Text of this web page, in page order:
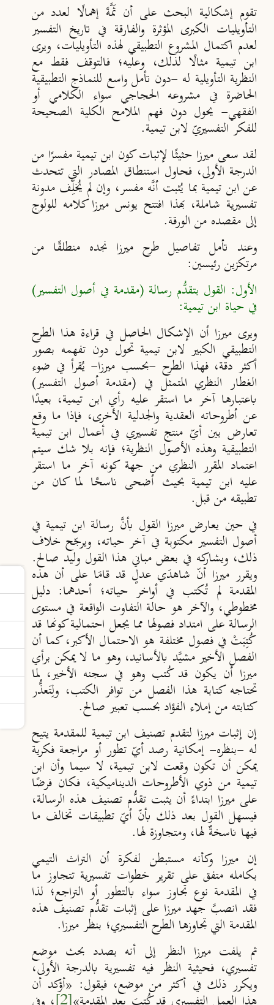
تقوم إشكالية البحث على أن ثَمَّةَ إهمالًا لعدد من
التأويليات الكبرى المؤثرة والفارقة في تاريخ التفسير
لعدم اكتمال المشروع التطبيقي لهذه التأويليات، ويرى
ابن تيمية مثالًا لذلك، وعليه؛ فالتوقف فقط مع
النظرية التأويلية له -دون تأمل واسع للنماذج التطبيقية
الحاضرة في مشروعه الحجاجي سواء الكلامي أو
الفقهي- يحول دون فهم الملامح الكلية الصحيحة
للفكر التفسيريّ لابن تيمية.
لقد سعى ميرزا حثيثًا لإثبات كون ابن تيمية مفسرًا من
الدرجة الأولى، فحاول استنطاق المصادر التي تتحدث
عن ابن تيمية بما يُثبت أنَّه مفسر، وإن لم يُخلِّف مدونة
تفسيرية شاملة، بهذا افتتح يونس ميرزا كلامه للولوج
إلى مقصده من الورقة.
وعند تأمل تفاصيل طرح ميرزا نجده منطلقًا من
مرتكزين رئيسين:
الأول: القول بتقدُّم رسالة (مقدمة في أصول التفسير)
في حياة ابن تيمية:
ويرى ميرزا أن الإشكال الحاصل في قراءة هذا الطرح
التطبيقي الكبير لابن تيمية تحول دون تفهمه بصور
أكثر دقة، فهذا الطرح -بحسب ميرزا- يُقرأ في ضوء
الغطار النظري المتمثل في (مقدمة أصول التفسير)
باعتبارها آخر ما استقر عليه رأي ابن تيمية، بعيدًا
عن أطروحاته العقدية والجدلية الأخرى، فإذا ما وقع
تعارض بين أيّ منتج تفسيري في أعمال ابن تيمية
التطبيقية وهذه الأصول النظرية؛ فإنه بلا شك سيتم
اعتماد المقرر النظري من جهة كونه آخر ما استقر
عليه ابن تيمية بحيث أضحى ناسخًا لما كان من
تطبيقه من قبل.
في حين يعارض ميرزا القول بأنَّ رسالة ابن تيمية في
أصول التفسير مكتوبة في آخر حياته، ويرجّح خلاف
ذلك، ويشاركه في بعض مباني هذا القول وليد صالح.
ويقرر ميرزا أنّ شاهدَي عدلٍ قد قامَا على أن هذه
المقدمة لم تُكتب في أواخر حياته؛ أحدهما: دليل
مخطوطي، والآخر هو حالة التفاوت الواقعة في مستوى
الرسالة على امتداد فصولها مما يجعل احتمالية كونها قد
كُتِبَتْ في فصول مختلفة هو الاحتمال الأكبر، كما أن
الفصل الأخير مشيَّد بالأسانيد، وهو ما لا يمكن برأي
ميرزا أن يكون قد كُتب وهو في سجنه الأخير، لما
تحتاجه كتابة هذا الفصل من توافر الكتب، ولِتَعذُّر
كتابته من إملاء الفؤاد بحسب تعبير صالح.
إن إثبات ميرزا لتقدم تصنيف ابن تيمية للمقدمة يتيح
له -بنظره- إمكانية رصد أيّ تطور أو مراجعة فكرية
يمكن أن تكون وقعت لابن تيمية، لا سيما وأن ابن
تيمية من ذوي الأطروحات الديناميكية، فكان فرضًا
على ميرزا ابتداءً أن يثبت تقدُّم تصنيف هذه الرسالة،
فيسهل القول بعد ذلك بأنّ أيّ تطبيقات تخالف ما
فيها ناسخةٌ لها، ومتجاوزة لها.
إن ميرزا وكأنه مستبطن لفكرة أن التراث التيمي
بكامله متفق على تقرير خطوات تفسيرية تتجاوز ما
في المقدمة نوع تجاوز سواء بالتطور أو التراجع؛ لذا
فقد انصبَّ جهد ميرزا على إثبات تقدُّم تصنيف هذه
المقدمة التي تجاوزها الطرح التفسيري؛ بنظر ميرزا.
ثم يلفت ميرزا النظر إلى أنه بصدد بحث موضع
تفسيري، فحيثية النظر فيه تفسيرية بالدرجة الأولى،
ويكرر ذلك في أكثر من موضع، فيقول: «أؤكد أن